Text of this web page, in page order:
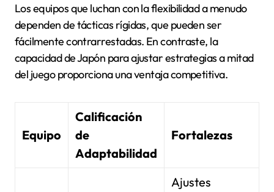
Los equipos que luchan con la flexibilidad a menudo
dependen de tácticas rígidas, que pueden ser
fácilmente contrarrestadas. En contraste, la
capacidad de Japón para ajustar estrategias a mitad
del juego proporciona una ventaja competitiva.
Equipo
Calificación
de
Adaptabilidad
Fortalezas
Ajustes